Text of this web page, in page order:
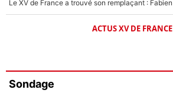
ACTUS XV DE FRANCE
Sondage